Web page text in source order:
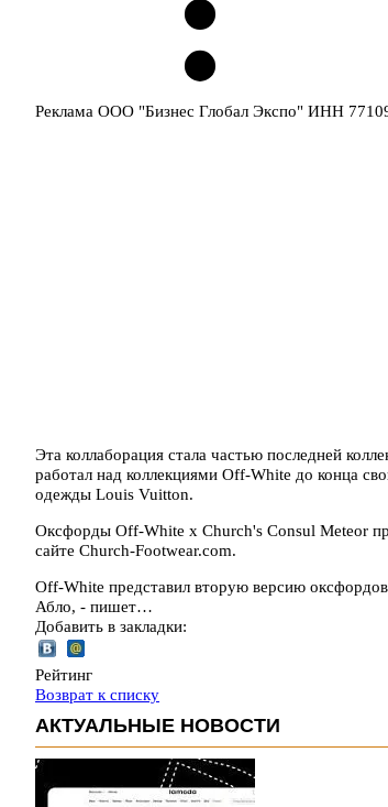
Реклама ООО "Бизнес Глобал Экспо" ИНН
Эта коллаборация стала частью последней
работал над коллекциями Off-White до конца
одежды Louis Vuitton.
Оксфорды Off-White x Church's Consul Meteor
сайте Church-Footwear.com.
Off-White представил вторую версию
Абло, - пишет…
Добавить в закладки:
Рейтинг
Возврат к списку
АКТУАЛЬНЫЕ НОВОСТИ